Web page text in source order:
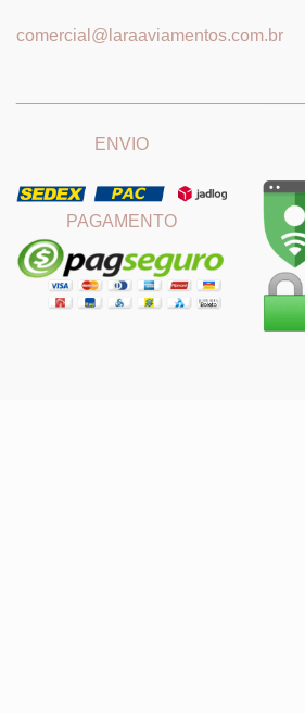
comercial@laraaviamentos.com.br
ENVIO
PAGAMENTO